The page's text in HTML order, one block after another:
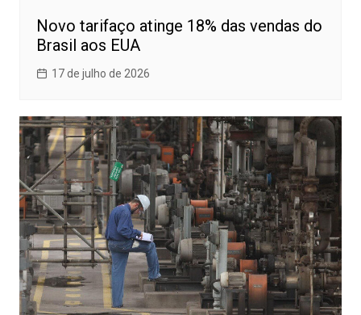
Novo tarifaço atinge 18% das vendas do
Brasil aos EUA
17 de julho de 2026